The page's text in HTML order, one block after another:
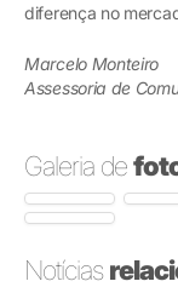
diferença no
Marcelo Monteiro
Assessoria de
Galeria de
Notícias